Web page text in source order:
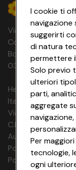
Via Michelino, 59 |
Codice Fiscale e
Bologna
03320960374
HeyConad Viaggi
Italia Travel
Via Chiesolina 8 |
C.F. e P.IVA:
Aut. Prov Verona
Polizza Ass. RC n.
Polizza Ass.
I cookie ti
suggerirti
di natura
permettere
Solo previo
ulteriori
parti,
aggregate
Per
tecnologie,
ogni